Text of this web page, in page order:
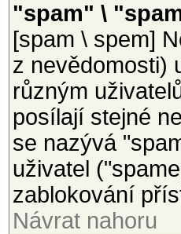
"spam" \
[spam \ spem]
z nevědomosti)
různým
posílají stejné
se nazývá
uživatel
zablokování
Návrat nahoru